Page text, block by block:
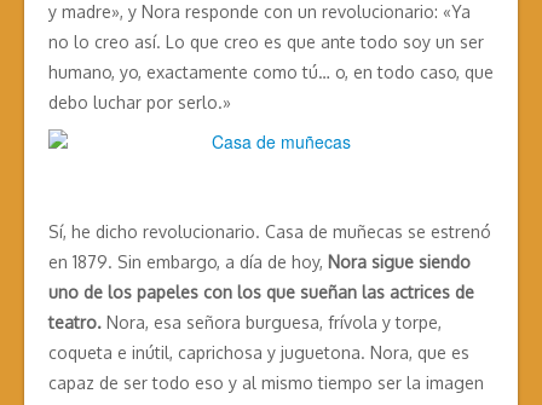
y madre», y Nora responde con un revolucionario: «Ya
no lo creo así. Lo que creo es que ante todo soy un ser
humano, yo, exactamente como tú… o, en todo caso, que
debo luchar por serlo.»
Sí, he dicho revolucionario. Casa de muñecas se estrenó
en 1879. Sin embargo, a día de hoy, Nora sigue siendo
uno de los papeles con los que sueñan las actrices de
teatro. Nora, esa señora burguesa, frívola y torpe,
coqueta e inútil, caprichosa y juguetona. Nora, que es
capaz de ser todo eso y al mismo tiempo ser la imagen